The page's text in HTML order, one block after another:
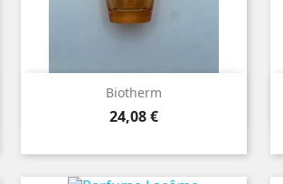
Biotherm
Precio
24,08 €
Vista rápida